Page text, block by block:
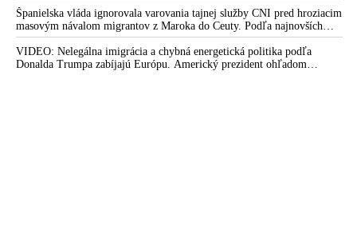
Španielska vláda ignorovala varovania tajnej služby CNI pred hroziacim
masovým návalom migrantov z Maroka do Ceuty. Podľa najnovších
správ preniklo do tejto španielskej exklávy na severe Afriky vyše 70-
tisíc migrantov
VIDEO: Nelegálna imigrácia a chybná energetická politika podľa
Donalda Trumpa zabíjajú Európu. Americký prezident ohľadom